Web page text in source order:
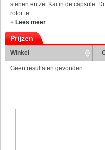
stenen en zet Kai in de capsule.
rotor te...
+ Lees meer
Prijzen
Winkel
Geen resultaten gevonden